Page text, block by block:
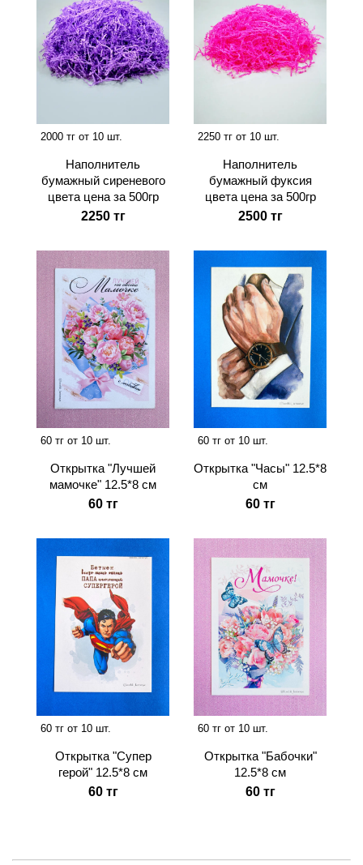
2000 тг от 10 шт.
Наполнитель
бумажный сиреневого
цвета цена за 500гр
2250 тг
2250 тг от 10 шт.
Наполнитель
бумажный фуксия
цвета цена за 500гр
2500 тг
60 тг от 10 шт.
Открытка "Лучшей
мамочке" 12.5*8 см
60 тг
60 тг от 10 шт.
Открытка "Часы" 12.5*8
см
60 тг
60 тг от 10 шт.
Открытка "Супер
герой" 12.5*8 см
60 тг
60 тг от 10 шт.
Открытка "Бабочки"
12.5*8 см
60 тг